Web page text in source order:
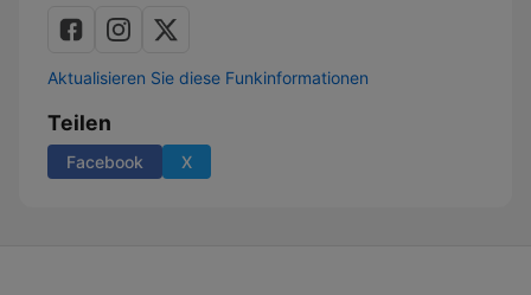
Aktualisieren Sie diese Funkinformationen
Teilen
Facebook X